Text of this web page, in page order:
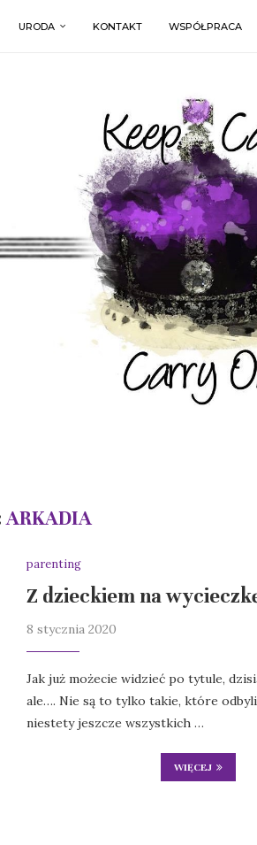
URODA KONTAKT WSPÓŁPRACA
ARKADIA
parenting
Z dzieckiem na
8 stycznia 2020
Jak już możecie widzieć po tytule,
ale…. Nie są to tylko takie, które
niestety jeszcze wszystkich …
WIĘCEJ